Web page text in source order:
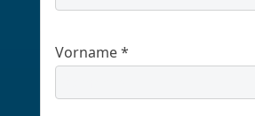
Vorname *